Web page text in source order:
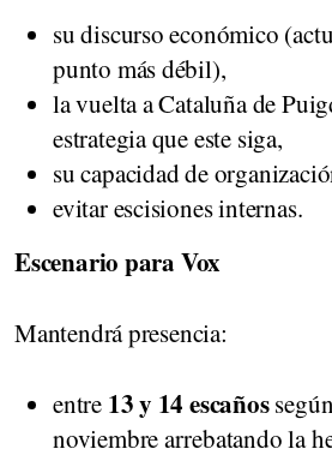
su discurso económico
punto más débil),
la vuelta a Cataluña de
estrategia que este siga,
su capacidad de
evitar escisiones internas.
Escenario para Vox
Mantendrá presencia:
entre 13 y 14 escaños
noviembre arrebatando la